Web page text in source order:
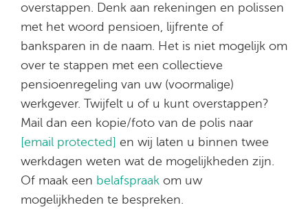
overstappen. Denk aan rekeningen en polissen
met het woord pensioen, lijfrente of
banksparen in de naam. Het is niet mogelijk om
over te stappen met een collectieve
pensioenregeling van uw (voormalige)
werkgever. Twijfelt u of u kunt overstappen?
Mail dan een kopie/foto van de polis naar
[email protected] en wij laten u binnen twee
werkdagen weten wat de mogelijkheden zijn.
Of maak een belafspraak om uw
mogelijkheden te bespreken.